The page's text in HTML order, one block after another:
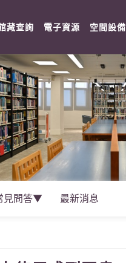
藏查詢 (current)
電子資源 (current)
空間設備
見問答▼ 最新消息